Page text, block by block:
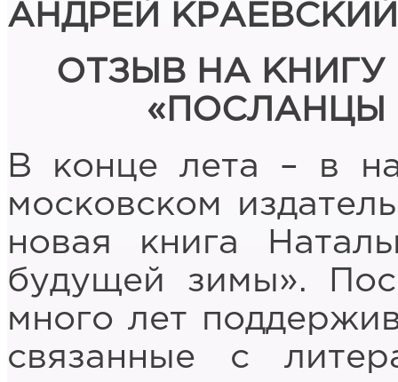
А НДРЕЙ КРАЕВСКИЙ
ОТЗЫВ НА
«ПОСЛАНЦЫ
В конце лета – в
московском
новая книга
будущей зимы».
много лет
связанные с